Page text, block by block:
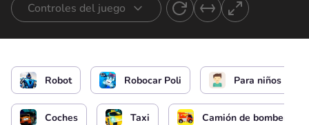
Controles del juego
Busca Robocars
Robot Robocar Poli Para niños
Coches Taxi Camión de bomberos